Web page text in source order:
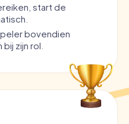
start de
bovendien
zijn rol.